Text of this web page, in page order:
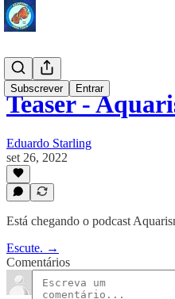
Subscrever Entrar
Teaser -
Eduardo Starling
set 26, 2022
Está chegando o podcast
Escute. →
Comentários